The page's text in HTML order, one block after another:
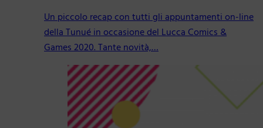
Un piccolo recap con tutti gli appuntamenti on-line
della Tunué in occasione del Lucca Comics &
Games 2020. Tante novità,…